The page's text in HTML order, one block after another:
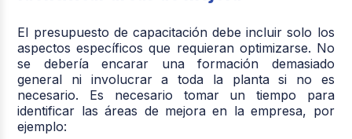
El presupuesto de capacitacióndebe incluir solo los
aspectos específicos que requieran optimizarse. No
se debería encarar una formación demasiado
general ni involucrar a toda la planta si no es
necesario. Es necesario tomar un tiempo para
identificar las áreas de mejora en la empresa, por
ejemplo: